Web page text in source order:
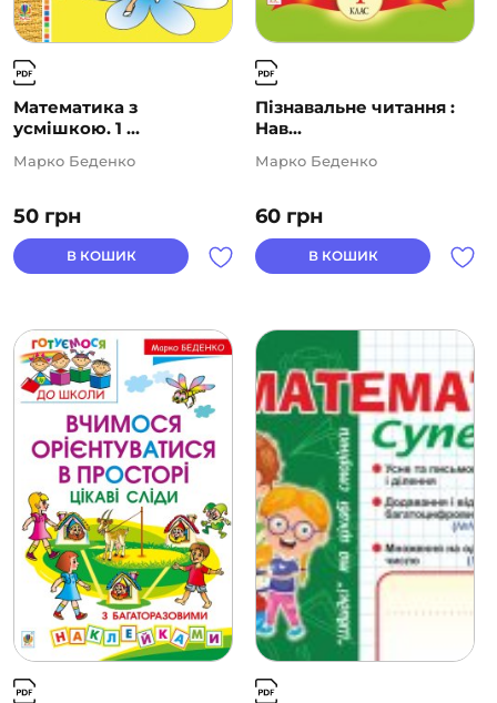
Математика з
усмішкою. 1 ...
50 грн
Марко Беденко
В КОШИК
Пізнавальне читання :
Нав...
60 грн
Марко Беденко
В КОШИК